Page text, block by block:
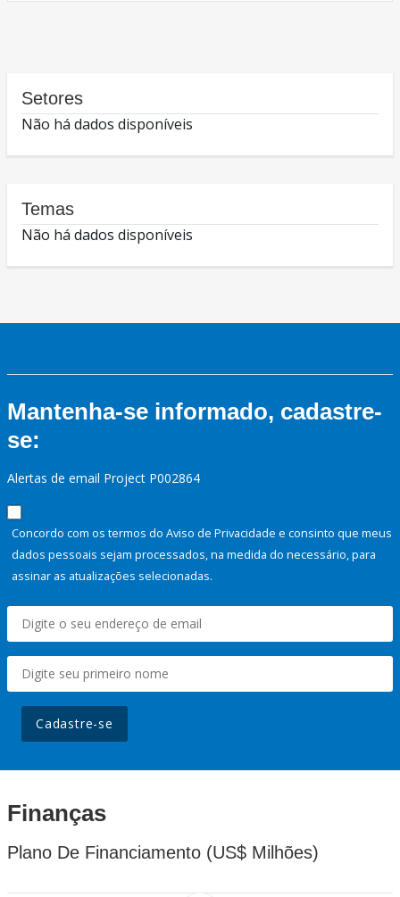
Setores
Não há dados disponíveis
Temas
Não há dados disponíveis
Mantenha-se informado, cadastre-
se:
Alertas de email Project P002864
Concordo com os termos do Aviso de Privacidade e consinto que meus
dados pessoais sejam processados, na medida do necessário, para
assinar as atualizações selecionadas.
Cadastre-se
Finanças
Plano De Financiamento (US$ Milhões)